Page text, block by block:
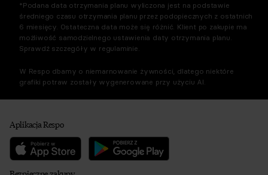
*Podana data otrzymania planu wyliczona jest na podstawie
średniego czasu otrzymania planu przez podopiecznych z ostatnich
6 miesięcy. Ostateczna data może się różnić. Klient po zakupie ma
możliwość samodzielnego ustawienia daty otrzymania planu.
Sprawdź szczegóły w regulaminie.
W Respo dbamy o niemarnowanie żywności, dlatego niektóre
grafiki potraw zostały wygenerowane przy użyciu AI.
Aplikacja Respo